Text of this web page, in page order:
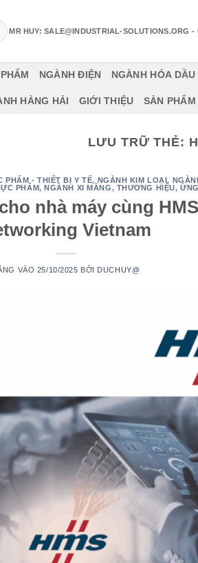
MR HUY: SALE@INDUSTRIAL-SOLUTIONS.ORG -
NGÀNH ĐIỆN NGÀNH HÓA DẦU
HÀNG HẢI GIỚI THIỆU SẢN PHẨM
LƯU TRỮ THẺ:
PHẨM - THIẾT BỊ Y TẾ, NGÀNH KIM LOẠI,
PHẨM,NGÀNH XI MĂNG, THƯƠNG HIỆU,
nhà máy cùng
Vietnam
VÀO 25/10/2025 BỞI DUCHUY@